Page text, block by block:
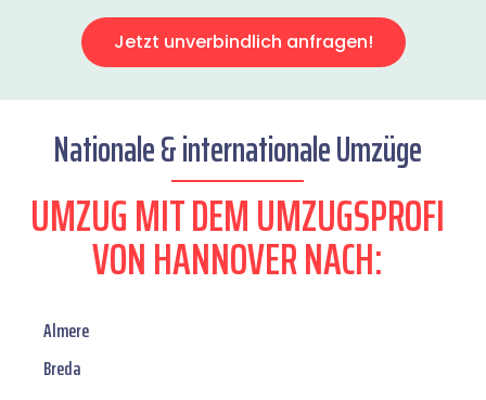
Jetzt unverbindlich anfragen!
Nationale & internationale Umzüge
UMZUG MIT DEM UMZUGSPROFI
VON HANNOVER NACH:
Almere
Breda